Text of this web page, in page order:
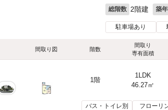
総階数 2階建 築
駐車場あり
間取り図 階数
間取り
専有面積
1階
1LDK
46.27㎡
バス・トイレ別 フローリ